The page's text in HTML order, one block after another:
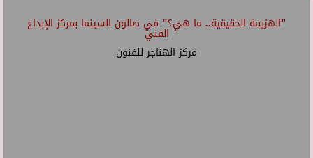
"الهزيمة الحقيقية.. ما هي؟" في صالون السينما بمركز الإبداع
الفني
مركز الهناجر للفنون